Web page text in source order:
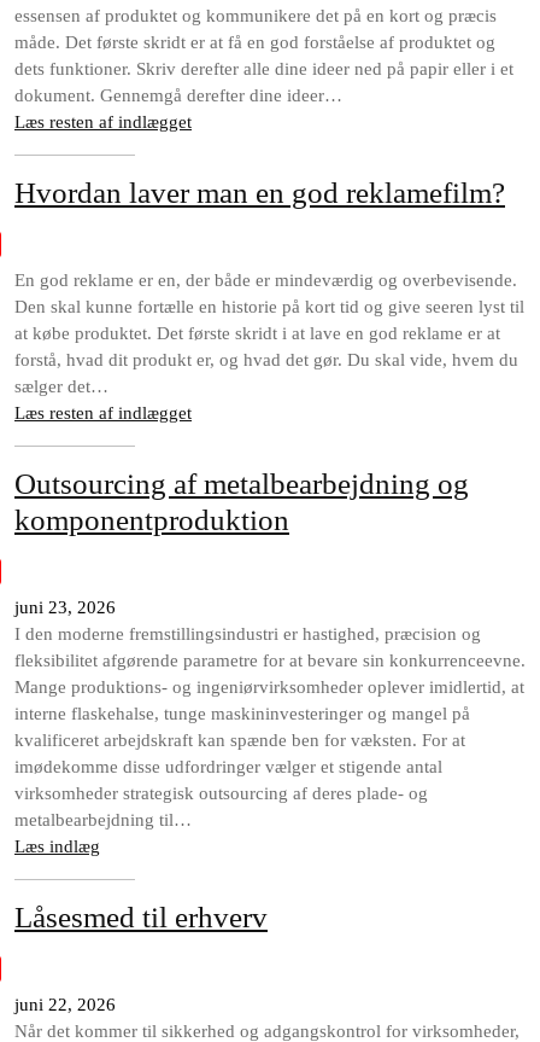
essensen af produktet og kommunikere det på en kort og præcis
måde. Det første skridt er at få en god forståelse af produktet og
dets funktioner. Skriv derefter alle dine ideer ned på papir eller i et
dokument. Gennemgå derefter dine ideer…
Læs resten af indlægget
Hvordan laver man en god reklamefilm?
En god reklame er en, der både er mindeværdig og overbevisende.
Den skal kunne fortælle en historie på kort tid og give seeren lyst til
at købe produktet. Det første skridt i at lave en god reklame er at
forstå, hvad dit produkt er, og hvad det gør. Du skal vide, hvem du
sælger det…
Læs resten af indlægget
Outsourcing af metalbearbejdning og
komponentproduktion
juni 23, 2026
I den moderne fremstillingsindustri er hastighed, præcision og
fleksibilitet afgørende parametre for at bevare sin konkurrenceevne.
Mange produktions- og ingeniørvirksomheder oplever imidlertid, at
interne flaskehalse, tunge maskininvesteringer og mangel på
kvalificeret arbejdskraft kan spænde ben for væksten. For at
imødekomme disse udfordringer vælger et stigende antal
virksomheder strategisk outsourcing af deres plade- og
metalbearbejdning til…
Læs indlæg
Låsesmed til erhverv
juni 22, 2026
Når det kommer til sikkerhed og adgangskontrol for virksomheder,